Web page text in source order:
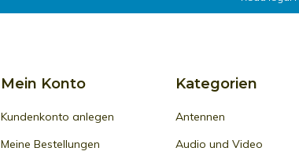
Mein Konto
Kundenkonto anlegen
Meine Bestellungen
Kategorien
Antennen
Audio und Video